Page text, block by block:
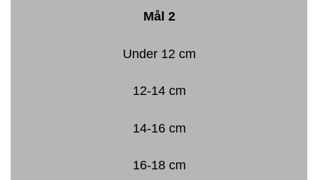
Mål 2
Under 12 cm
12-14 cm
14-16 cm
16-18 cm